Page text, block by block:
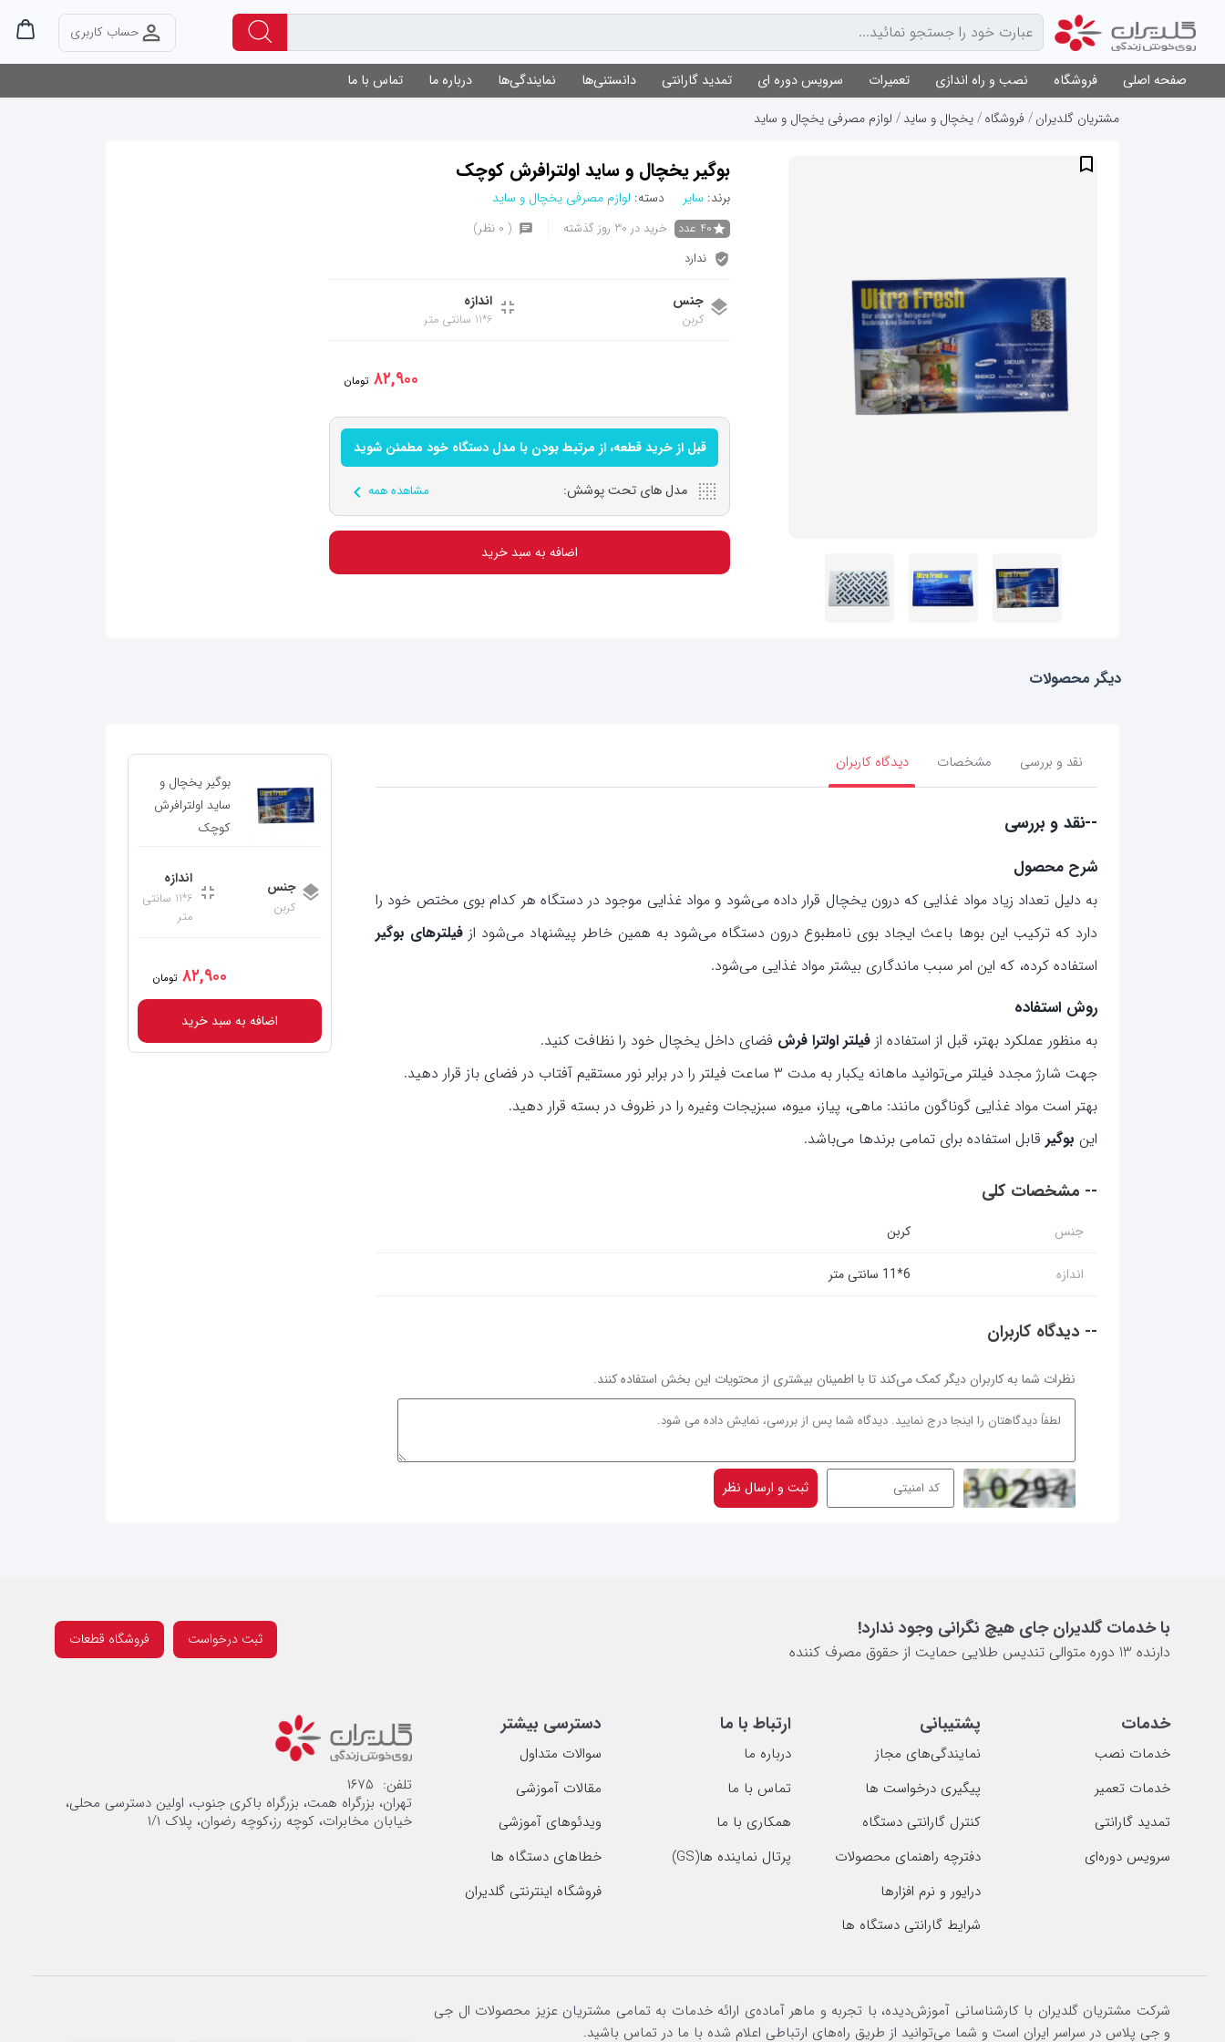
حساب کاربری
صفحه اصلی فروشگاه نصب و راه اندازی تعمیرات سرویس دوره ای تمدید گارانتی دانستنی‌ها نمایندگی‌ها درباره ما تماس با ما
مشتریان گلدیران فروشگاه یخچال و ساید لوازم مصرفی یخچال و ساید
بوگیر یخچال و ساید اولترافرش کوچک
برند: سایر دسته: لوازم مصرفی یخچال و ساید
40 عدد خرید در 30 روز گذشته
( 0 نظر)
ندارد
جنس
کربن
اندازه
6*11 سانتی متر
۸۲,۹۰۰ تومان
قبل از خرید قطعه، از مرتبط بودن با مدل دستگاه خود مطمئن شوید
مدل های تحت پوشش: مشاهده همه
اضافه به سبد خرید
دیگر محصولات
نقد و بررسی مشخصات دیدگاه کاربران
--نقد و بررسی
شرح محصول
به دلیل تعداد زیاد مواد غذایی که درون یخچال قرار داده می‌شود و مواد غذایی موجود در دستگاه هر کدام بوی مختص خود را
دارد که ترکیب این بوها باعث ایجاد بوی نامطبوع درون دستگاه می‌شود به همین خاطر پیشنهاد می‌شود از فیلترهای بوگیر
استفاده کرده، که این امر سبب ماندگاری بیشتر مواد غذایی می‌شود.
روش استفاده
به منظور عملکرد بهتر، قبل از استفاده از فیلتر اولترا فرش فضای داخل یخچال خود را نظافت کنید.
جهت شارژ مجدد فیلتر می‌توانید ماهانه یکبار به مدت 3 ساعت فیلتر را در برابر نور مستقیم آفتاب در فضای باز قرار دهید.
بهتر است مواد غذایی گوناگون مانند: ماهی، پیاز، میوه، سبزیجات وغیره را در ظروف در بسته قرار دهید.
این بوگیر قابل استفاده برای تمامی برندها می‌باشد.
-- مشخصات کلی
جنس کربن
اندازه 6*11 سانتی متر
-- دیدگاه کاربران
نظرات شما به کاربران دیگر کمک می‌کند تا با اطمینان بیشتری از محتویات این بخش استفاده کنند.
ثبت و ارسال نظر
بوگیر یخچال و
ساید اولترافرش
کوچک
جنس
کربن
اندازه
6*11 سانتی
متر
۸۲,۹۰۰ تومان
اضافه به سبد خرید
با خدمات گلدیران جای هیچ نگرانی وجود ندارد!
دارنده 13 دوره متوالی تندیس طلایی حمایت از حقوق مصرف کننده
ثبت درخواست فروشگاه قطعات
خدمات
خدمات نصب
خدمات تعمیر
تمدید گارانتی
سرویس دوره‌ای
پشتیبانی
نمایندگی‌های مجاز
پیگیری درخواست ها
کنترل گارانتی دستگاه
دفترچه راهنمای محصولات
درایور و نرم افزارها
شرایط گارانتی دستگاه ها
ارتباط با ما
درباره ما
تماس با ما
همکاری با ما
پرتال نماینده ها(GS)
دسترسی بیشتر
سوالات متداول
مقالات آموزشی
ویدئوهای آموزشی
خطاهای دستگاه ها
فروشگاه اینترنتی گلدیران
تلفن: ۱۶۷۵
تهران، بزرگراه همت، بزرگراه باکری جنوب، اولین دسترسی محلی،
خیابان مخابرات، کوچه رز،کوچه رضوان، پلاک ۱/۱
شرکت مشتریان گلدیران با کارشناسانی آموزش‌دیده، با تجربه و ماهر آماده‌ی ارائه خدمات به تمامی مشتریان عزیز محصولات ال جی
و جی پلاس در سراسر ایران است و شما می‌توانید از طریق راه‌های ارتباطی اعلام شده با ما در تماس باشید.